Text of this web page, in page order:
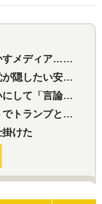
生に発言自粛を要求
統一教会の深い関係
用する自民党応援団
婚や夫婦別姓を攻撃
けた